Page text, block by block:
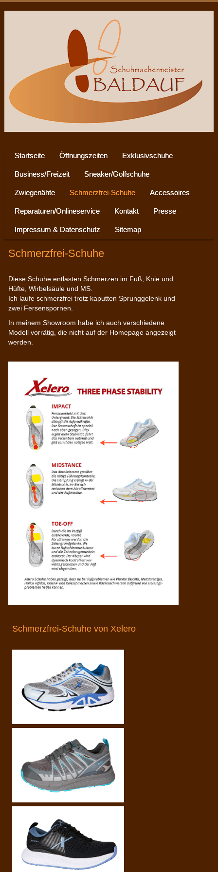
Startseite Öffnungszeiten Exklusivschuhe
Business/Freizeit Sneaker/Golfschuhe
Zwiegenähte Schmerzfrei-Schuhe Accessoires
Reparaturen/Onlineservice Kontakt Presse
Impressum & Datenschutz Sitemap
Schmerzfrei-Schuhe
Diese Schuhe entlasten Schmerzen im Fuß, Knie und
Hüfte, Wirbelsäule und MS.
Ich laufe schmerzfrei trotz kaputten Sprunggelenk und
zwei Fersenspornen.
In meinem Showroom habe ich auch verschiedene
Modell vorrätig, die nicht auf der Homepage angezeigt
werden.
Schmerzfrei-Schuhe von Xelero